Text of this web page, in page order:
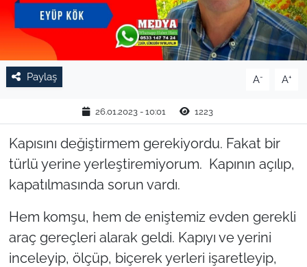
Paylaş A- A+
26.01.2023 - 10:01 1223
Kapısını değiştirmem gerekiyordu. Fakat bir
türlü yerine yerleştiremiyorum. Kapının açılıp,
kapatılmasında sorun vardı.
Hem komşu, hem de eniştemiz evden gerekli
araç gereçleri alarak geldi. Kapıyı ve yerini
inceleyip, ölçüp, biçerek yerleri işaretleyip,
EĞİTİM
TARIM VE HAYVANCILIK
KÜLTÜR SANAT
RESMİ İLAN
SPOR
YAŞAM
EDİRNE
TEKİRDAĞ